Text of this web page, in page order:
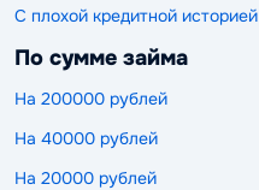
С плохой кредитной историей
По сумме займа
На 200000 рублей
На 40000 рублей
На 20000 рублей